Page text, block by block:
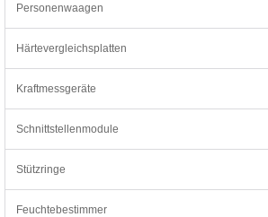
Personenwaagen
Härtevergleichsplatten
Kraftmessgeräte
Schnittstellenmodule
Stützringe
Feuchtebestimmer